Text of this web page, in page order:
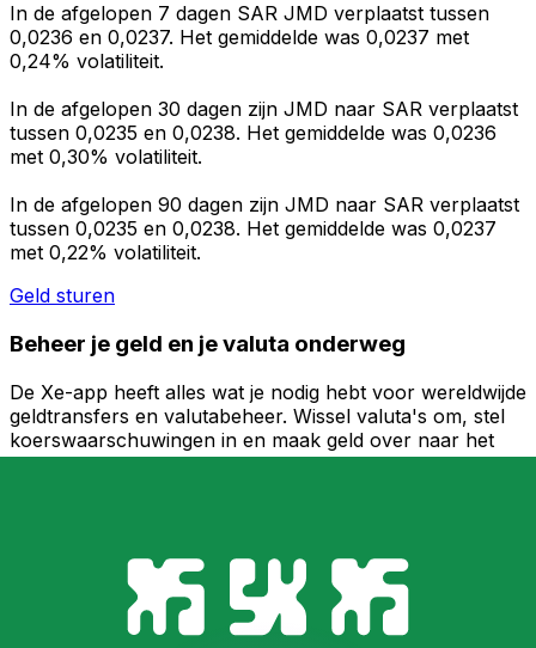
In de afgelopen 7 dagen SAR JMD verplaatst tussen
0,0236 en 0,0237. Het gemiddelde was 0,0237 met
0,24% volatiliteit.
In de afgelopen 30 dagen zijn JMD naar SAR verplaatst
tussen 0,0235 en 0,0238. Het gemiddelde was 0,0236
met 0,30% volatiliteit.
In de afgelopen 90 dagen zijn JMD naar SAR verplaatst
tussen 0,0235 en 0,0238. Het gemiddelde was 0,0237
met 0,22% volatiliteit.
Geld sturen
Beheer je geld en je valuta onderweg
De Xe-app heeft alles wat je nodig hebt voor wereldwijde
geldtransfers en valutabeheer. Wissel valuta's om, stel
koerswaarschuwingen in en maak geld over naar het
buitenland zonder verborgen kosten. Download